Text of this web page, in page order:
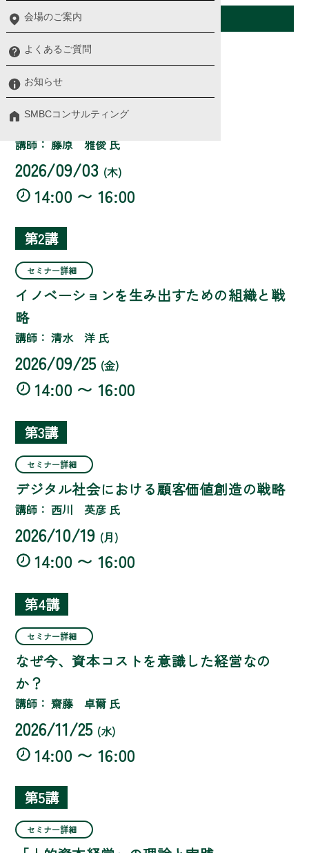
会場のご案内
よくあるご質問
お知らせ
SMBCコンサルティング
開催日（東京会場）
第1講
ケースで学ぶ競争戦略
セミナー詳細
講師： 藤原 雅俊 氏
2026/09/03 (木)
14:00 〜 16:00
第2講
イノベーションを生み出すための組織と戦
略
セミナー詳細
講師： 清水 洋 氏
2026/09/25 (金)
14:00 〜 16:00
第3講
デジタル社会における顧客価値創造の戦略
セミナー詳細
講師： 西川 英彦 氏
2026/10/19 (月)
14:00 〜 16:00
第4講
なぜ今、資本コストを意識した経営なの
か？
セミナー詳細
講師： 齋藤 卓爾 氏
2026/11/25 (水)
14:00 〜 16:00
第5講
セミナー詳細